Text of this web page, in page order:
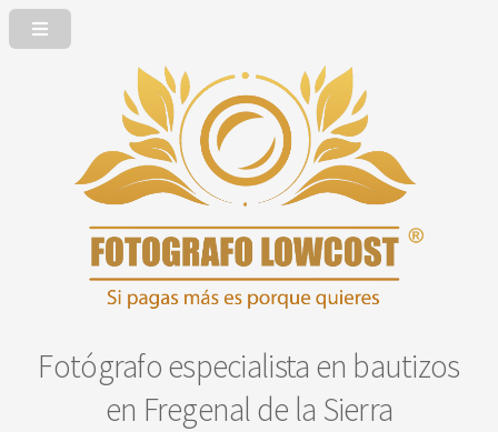
Fotógrafo especialista en bautizos
en Fregenal de la Sierra